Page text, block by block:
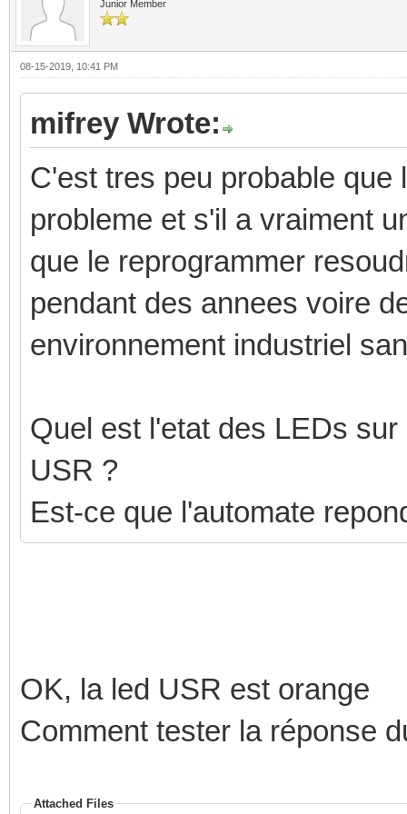
Junior Member
08-15-2019, 10:41 PM
mifrey Wrote:
C'est tres peu probable que
probleme et s'il a vraiment
que le reprogrammer
pendant des annees voire
environnement industriel
Quel est l'etat des LEDs
USR ?
Est-ce que l'automate
OK, la led USR est orange
Comment tester la réponse
Attached Files